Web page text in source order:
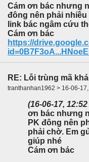
Cám ơn bác nhưng
đông nên phải
link bác ngâm cứu
Cám ơn bác
https://
RE: Lỗi trùng mã
tranthanhan1962 > 16-06-17,
(16-06-17, 12:52
ơn bác nhưng
PK đông nên
phải chờ. Em
giúp nhé
Cám ơn bác